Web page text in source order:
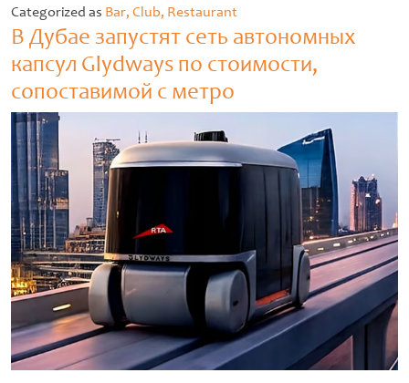
Categorized as Bar, Club, Restaurant
В Дубае запустят сеть автономных
капсул Glydways по стоимости,
сопоставимой с метро